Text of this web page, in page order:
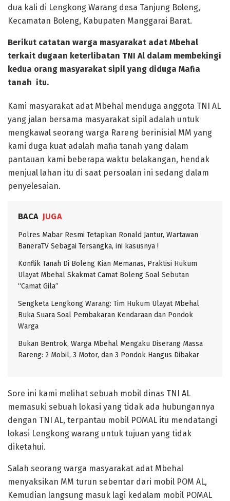
dua kali di Lengkong Warang desa Tanjung Boleng,
Kecamatan Boleng, Kabupaten Manggarai Barat.
Berikut catatan warga masyarakat adat Mbehal
terkait dugaan keterlibatan TNI Al dalam membekingi
kedua orang masyarakat sipil yang diduga Mafia
tanah itu.
Kami masyarakat adat Mbehal menduga anggota TNI AL
yang jalan bersama masyarakat sipil adalah untuk
mengkawal seorang warga Rareng berinisial MM yang
kami duga kuat adalah mafia tanah yang dalam
pantauan kami beberapa waktu belakangan, hendak
menjual lahan itu di saat persoalan ini sedang dalam
penyelesaian.
BACA JUGA
Polres Mabar Resmi Tetapkan Ronald Jantur, Wartawan
BaneraTV Sebagai Tersangka, ini kasusnya !
Konflik Tanah Di Boleng Kian Memanas, Praktisi Hukum
Ulayat Mbehal Skakmat Camat Boleng Soal Sebutan
“Camat Gila”
Sengketa Lengkong Warang: Tim Hukum Ulayat Mbehal
Buka Suara Soal Pembakaran Kendaraan dan Pondok
Warga
Bukan Bentrok, Warga Mbehal Mengaku Diserang Massa
Rareng: 2 Mobil, 3 Motor, dan 3 Pondok Hangus Dibakar
Sore ini kami melihat sebuah mobil dinas TNI AL
memasuki sebuah lokasi yang tidak ada hubungannya
dengan TNI AL, terpantau mobil POMAL itu mendatangi
lokasi Lengkong warang untuk tujuan yang tidak
diketahui.
Salah seorang warga masyarakat adat Mbehal
menyaksikan MM turun sebentar dari mobil POM AL,
Kemudian langsung masuk lagi kedalam mobil POMAL